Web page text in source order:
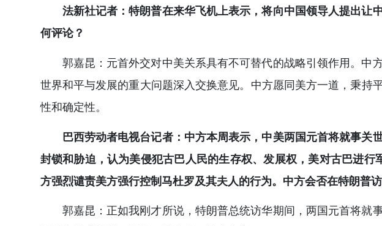
法新社记者：特朗普在来华飞机上表示，将向中国领导人提出让
何评论？
郭嘉昆：元首外交对中美关系具有不可替代的战略引领作用。中
世界和平与发展的重大问题深入交换意见。中方愿同美方一道，秉
性和确定性。
巴西劳动者电视台记者：中方本周表示，中美两国元首将就事
封锁和胁迫，认为美侵犯古巴人民的生存权、发展权，美对古巴进
方强烈谴责美方强行控制马杜罗及其夫人的行为。中方会否在特朗普
郭嘉昆：正如我刚才所说，特朗普总统访华期间，两国元首将就